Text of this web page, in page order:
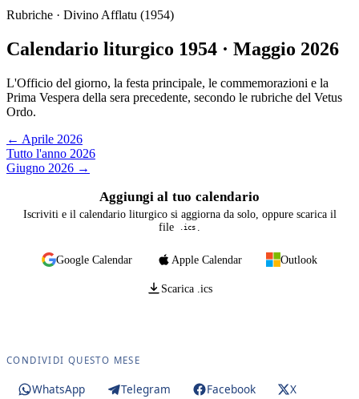
Rubriche · Divino Afflatu (1954)
Calendario liturgico 1954 · Maggio 2026
L'Officio del giorno, la festa principale, le commemorazioni e la
Prima Vespera della sera precedente, secondo le rubriche del Vetus
Ordo.
← Aprile 2026
Tutto l'anno 2026
Giugno 2026 →
Aggiungi al tuo calendario
Iscriviti e il calendario liturgico si aggiorna da solo, oppure scarica il
file
.ics
Google Calendar Apple Calendar Outlook
Scarica .ics
CONDIVIDI QUESTO MESE
WhatsApp Telegram Facebook
X